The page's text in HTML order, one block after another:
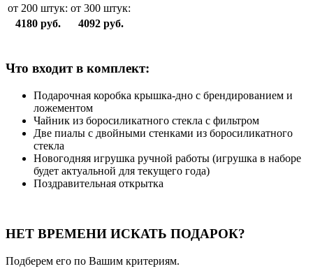
от 200 штук: от 300 штук:
4180 руб.
4092 руб.
Что входит в комплект:
Подарочная коробка крышка-дно с брендированием и
ложементом
Чайник из боросиликатного стекла с фильтром
Две пиалы с двойными стенками из боросиликатного
стекла
Новогодняя игрушка ручной работы (игрушка в наборе
будет актуальной для текущего года)
Поздравительная открытка
НЕТ ВРЕМЕНИ ИСКАТЬ ПОДАРОК?
Подберем его по Вашим критериям.